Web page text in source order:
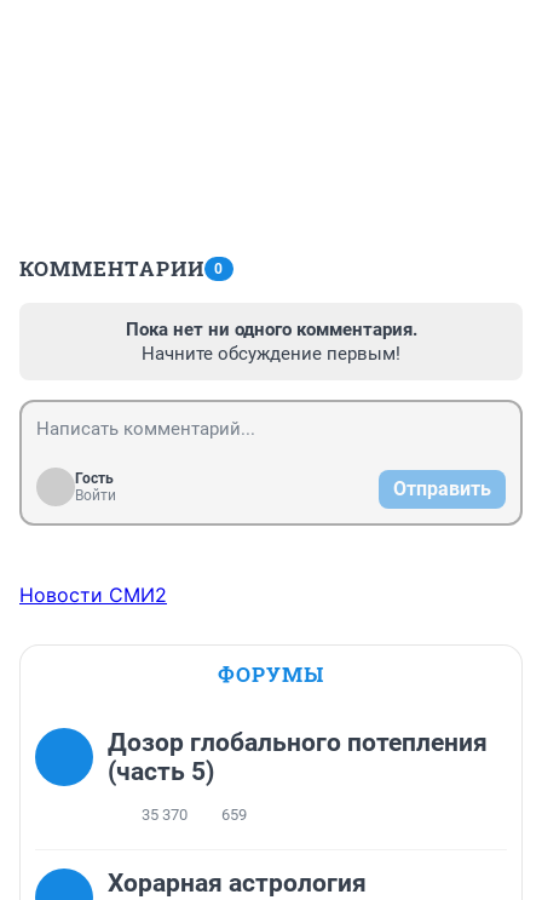
КОММЕНТАРИИ 0
Пока нет ни одного комментария.
Начните обсуждение первым!
Гость
Войти
Отправить
Новости СМИ2
ФОРУМЫ
Дозор глобального потепления
(часть 5)
35 370 659
Хорарная астрология